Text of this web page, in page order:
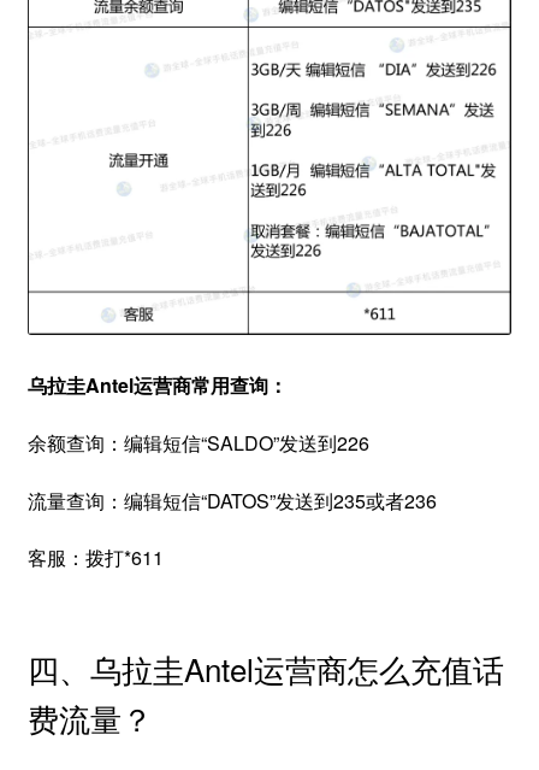
乌拉圭Antel运营商常用查询：
余额查询：编辑短信“SALDO”发送到226
流量查询：编辑短信“DATOS”发送到235或者236
客服：拨打*611
四、乌拉圭Antel运营商怎么充值话
费流量？